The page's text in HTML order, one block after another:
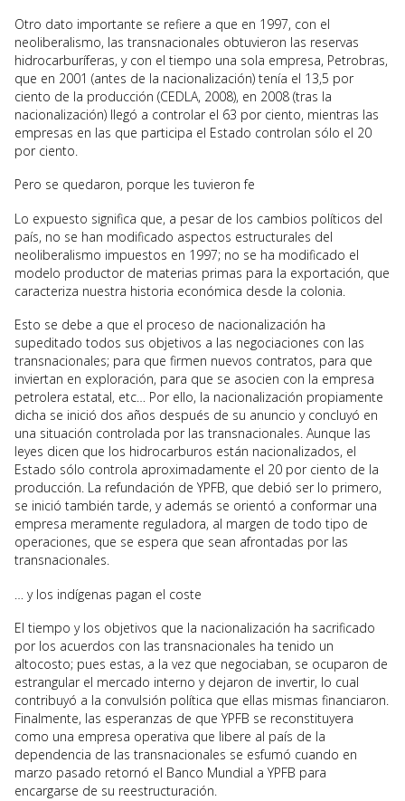
Otro dato importante se refiere a que en 1997, con el
neoliberalismo, las transnacionales obtuvieron las reservas
hidrocarburíferas, y con el tiempo una sola empresa, Petrobras,
que en 2001 (antes de la nacionalización) tenía el 13,5 por
ciento de la producción (CEDLA, 2008), en 2008 (tras la
nacionalización) llegó a controlar el 63 por ciento, mientras las
empresas en las que participa el Estado controlan sólo el 20
por ciento.
Pero se quedaron, porque les tuvieron fe
Lo expuesto significa que, a pesar de los cambios políticos del
país, no se han modificado aspectos estructurales del
neoliberalismo impuestos en 1997; no se ha modificado el
modelo productor de materias primas para la exportación, que
caracteriza nuestra historia económica desde la colonia.
Esto se debe a que el proceso de nacionalización ha
supeditado todos sus objetivos a las negociaciones con las
transnacionales; para que firmen nuevos contratos, para que
inviertan en exploración, para que se asocien con la empresa
petrolera estatal, etc… Por ello, la nacionalización propiamente
dicha se inició dos años después de su anuncio y concluyó en
una situación controlada por las transnacionales. Aunque las
leyes dicen que los hidrocarburos están nacionalizados, el
Estado sólo controla aproximadamente el 20 por ciento de la
producción. La refundación de YPFB, que debió ser lo primero,
se inició también tarde, y además se orientó a conformar una
empresa meramente reguladora, al margen de todo tipo de
operaciones, que se espera que sean afrontadas por las
transnacionales.
… y los indígenas pagan el coste
El tiempo y los objetivos que la nacionalización ha sacrificado
por los acuerdos con las transnacionales ha tenido un
altocosto; pues estas, a la vez que negociaban, se ocuparon de
estrangular el mercado interno y dejaron de invertir, lo cual
contribuyó a la convulsión política que ellas mismas financiaron.
Finalmente, las esperanzas de que YPFB se reconstituyera
como una empresa operativa que libere al país de la
dependencia de las transnacionales se esfumó cuando en
marzo pasado retornó el Banco Mundial a YPFB para
encargarse de su reestructuración.